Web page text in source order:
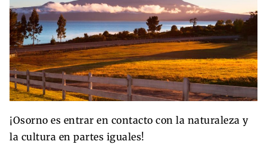
¡Osorno es entrar en contacto con la naturaleza y
la cultura en partes iguales!